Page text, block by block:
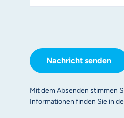
Nachricht senden
Mit dem Absenden stimmen
Informationen finden Sie in